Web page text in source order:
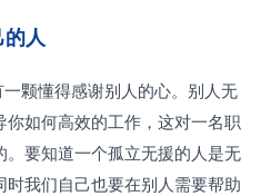
人
如何高效的工作，这对一名职
要知道一个孤立无援的人是无
我们自己也要在别人需要帮助